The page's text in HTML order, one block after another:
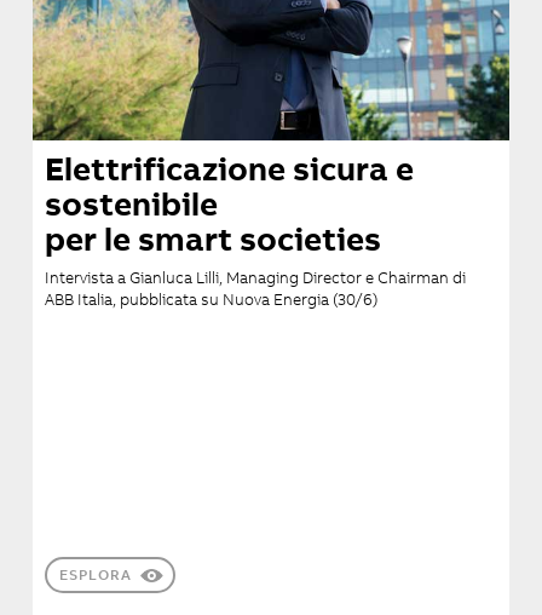
Elettrificazione sicura e
sostenibile
per le smart societies
Intervista a Gianluca Lilli, Managing Director e Chairman di
ABB Italia, pubblicata su Nuova Energia (30/6)
ESPLORA